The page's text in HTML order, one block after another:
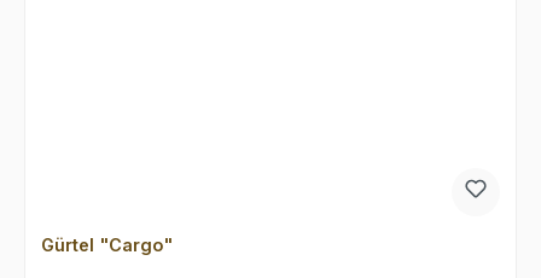
Gürtel "Cargo"